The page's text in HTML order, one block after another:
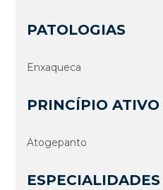
PATOLOGIAS
Enxaqueca
PRINCÍPIO ATIVO
Atogepanto
ESPECIALIDADES